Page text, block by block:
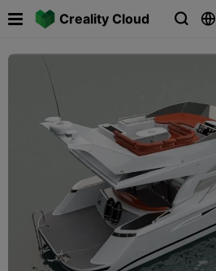
Creality Cloud  